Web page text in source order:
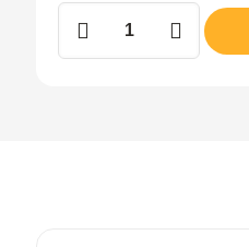
Cantitate
Lacata
M-